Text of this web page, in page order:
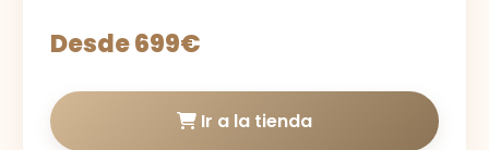
Desde 699€
Ir a la tienda